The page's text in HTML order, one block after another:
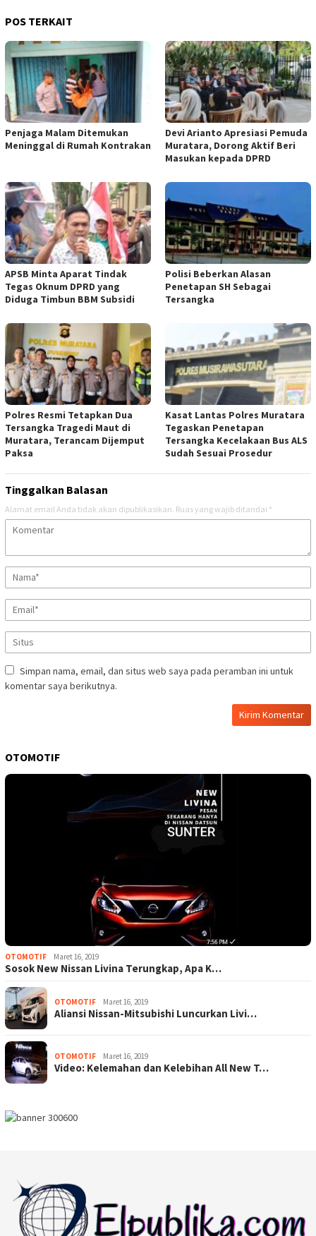
POS TERKAIT
Penjaga Malam Ditemukan
Meninggal di Rumah Kontrakan
Devi Arianto Apresiasi Pemuda
Muratara, Dorong Aktif Beri
Masukan kepada DPRD
APSB Minta Aparat Tindak
Tegas Oknum DPRD yang
Diduga Timbun BBM Subsidi
Polisi Beberkan Alasan
Penetapan SH Sebagai
Tersangka
Polres Resmi Tetapkan Dua
Tersangka Tragedi Maut di
Muratara, Terancam Dijemput
Paksa
Kasat Lantas Polres Muratara
Tegaskan Penetapan
Tersangka Kecelakaan Bus ALS
Sudah Sesuai Prosedur
Tinggalkan Balasan
Alamat email Anda tidak akan dipublikasikan. Ruas yang wajib ditandai *
Simpan nama, email, dan situs web saya pada peramban ini untuk
komentar saya berikutnya.
OTOMOTIF
OTOMOTIF Maret 16, 2019
Sosok New Nissan Livina Terungkap, Apa K…
OTOMOTIF Maret 16, 2019
Aliansi Nissan-Mitsubishi Luncurkan Livi…
OTOMOTIF Maret 16, 2019
Video: Kelemahan dan Kelebihan All New T…